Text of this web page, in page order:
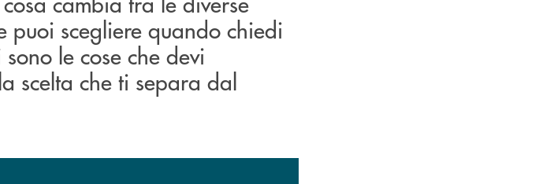
puoi scegliere quando chiedi
le cose che devi
scelta che ti separa dal